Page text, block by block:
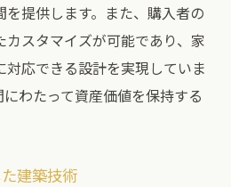
提供します。また、購入者の
カスタマイズが可能であり、家
応できる設計を実現していま
わたって資産価値を保持する
建築技術